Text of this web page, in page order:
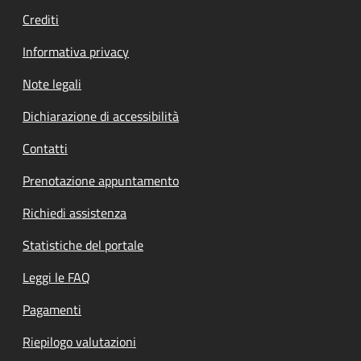
Crediti
Informativa privacy
Note legali
Dichiarazione di accessibilità
Contatti
Prenotazione appuntamento
Richiedi assistenza
Statistiche del portale
Leggi le FAQ
Pagamenti
Riepilogo valutazioni